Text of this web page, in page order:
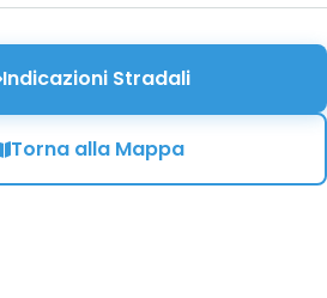
Indicazioni Stradali
Torna alla Mappa